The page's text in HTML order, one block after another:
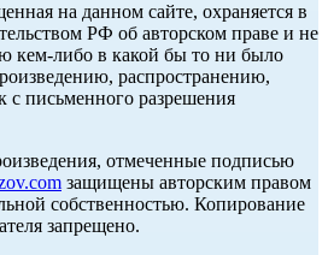
на данном сайте, охраняется в
РФ об авторском праве и не
кем-либо в какой бы то ни было
распространению,
с письменного разрешения
отмеченные подписью
защищены авторским правом
собственностью. Копирование
запрещено.